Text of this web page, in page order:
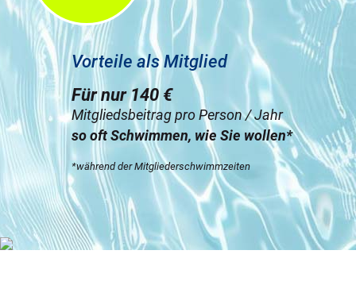
Vorteile als Mitglied
Für nur 140 €
Mitgliedsbeitrag pro Person / Jahr
so oft Schwimmen, wie Sie wollen*
*während der Mitgliederschwimmzeiten